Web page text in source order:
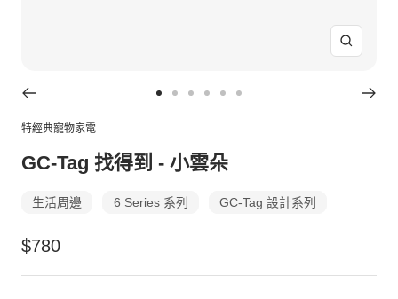
放
1
2
3
4
5
特經典寵物家電
GC-Tag 找得到 - 小雲朵
生活周邊 6 Series 系列 GC-Tag 設計系列
特
價
$780